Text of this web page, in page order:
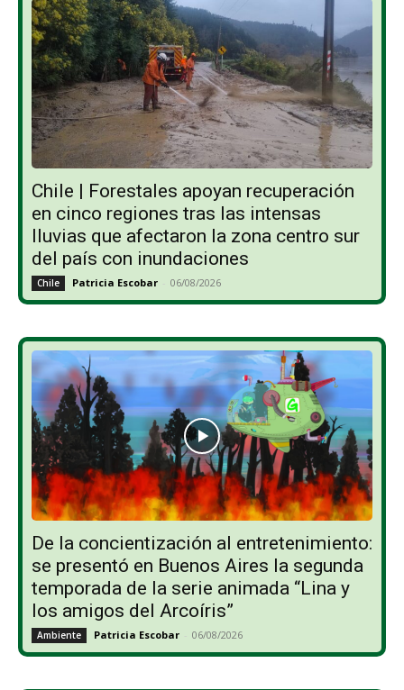
Chile | Forestales apoyan recuperación
en cinco regiones tras las intensas
lluvias que afectaron la zona centro sur
del país con inundaciones
Chile Patricia Escobar - 06/08/2026
De la concientización al entretenimiento:
se presentó en Buenos Aires la segunda
temporada de la serie animada “Lina y
los amigos del Arcoíris”
Ambiente Patricia Escobar - 06/08/2026